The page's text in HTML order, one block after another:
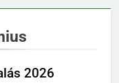
2026